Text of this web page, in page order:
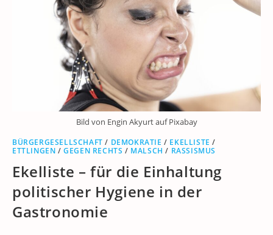
Bild von Engin Akyurt auf Pixabay
BÜRGERGESELLSCHAFT / DEMOKRATIE / EKELLISTE /
ETTLINGEN /GEGEN RECHTS / MALSCH / RASSISMUS
Ekelliste – für die Einhaltung
politischer Hygiene in der
Gastronomie